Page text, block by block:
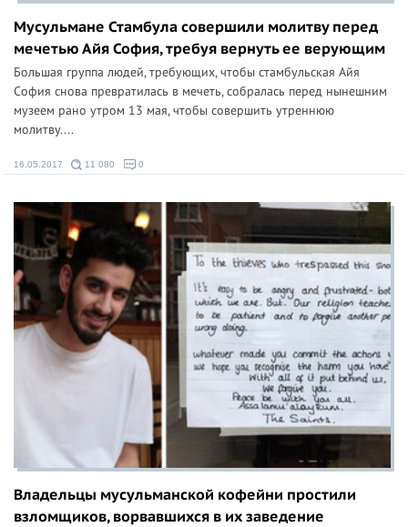
Мусульмане Стамбула совершили молитву перед
мечетью Айя София, требуя вернуть ее верующим
Большая группа людей, требующих, чтобы стамбульская Айя
София снова превратилась в мечеть, собралась перед нынешним
музеем рано утром 13 мая, чтобы совершить утреннюю
молитву....
16.05.2017 11 080 0
Владельцы мусульманской кофейни простили
взломщиков, ворвавшихся в их заведение